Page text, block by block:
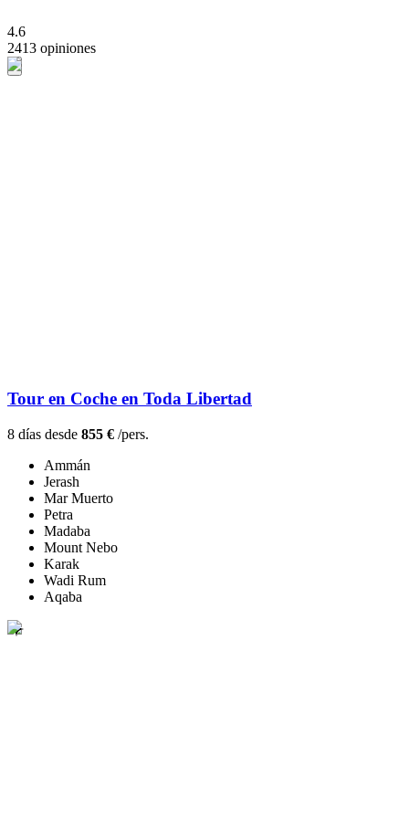
4.6
2413 opiniones
Tour en Coche en Toda Libertad
8 días desde 855 € /pers.
Ammán
Jerash
Mar Muerto
Petra
Madaba
Mount Nebo
Karak
Wadi Rum
Aqaba